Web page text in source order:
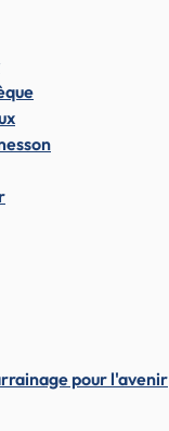
pour l'avenir